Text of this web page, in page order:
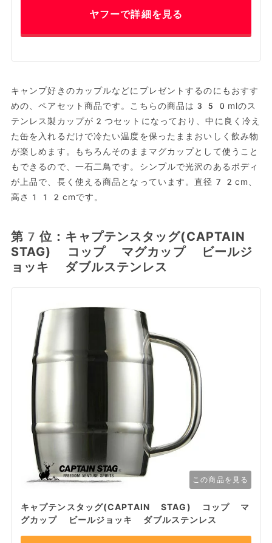
ヤフーで詳細を見る
キャンプ好きのカップルなどにプレゼントするのにもおすす
めの、ペアセット商品です。こちらの商品は350mlのス
テンレス製カップが2つセットになっており、中に良く冷え
た缶を入れるだけで冷たい温度を保ったままおいしく飲み物
が楽しめます。もちろんそのままマグカップとして使うこと
もできるので、一石二鳥です。シンプルで光沢のあるボディ
が上品で、長く使える商品となっています。直径72cm、
高さ112cmです。
第7位：キャプテンスタッグ(CAPTAIN
STAG) コップ マグカップ ビールジ
ョッキ ダブルステンレス
この商品を見る
キャプテンスタッグ(CAPTAIN STAG) コップ マ
グカップ ビールジョッキ ダブルステンレス